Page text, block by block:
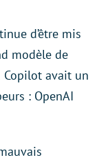
d’être mis
modèle de
Copilot avait un
: OpenAI